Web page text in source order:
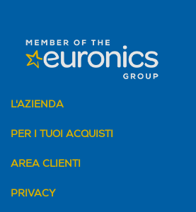
L'AZIENDA
PER I TUOI ACQUISTI
AREA CLIENTI
PRIVACY